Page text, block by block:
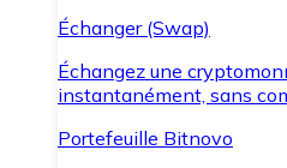
Échanger (Swap)
Échangez une
instantanément, sans
Portefeuille Bitnovo